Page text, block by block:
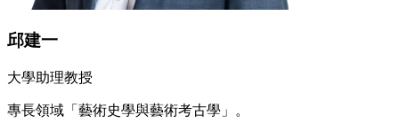
邱建一
大學助理教授
專長領域「藝術史學與藝術考古學」。